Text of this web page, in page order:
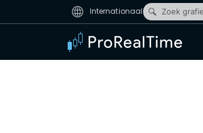
Internationaal Zoek